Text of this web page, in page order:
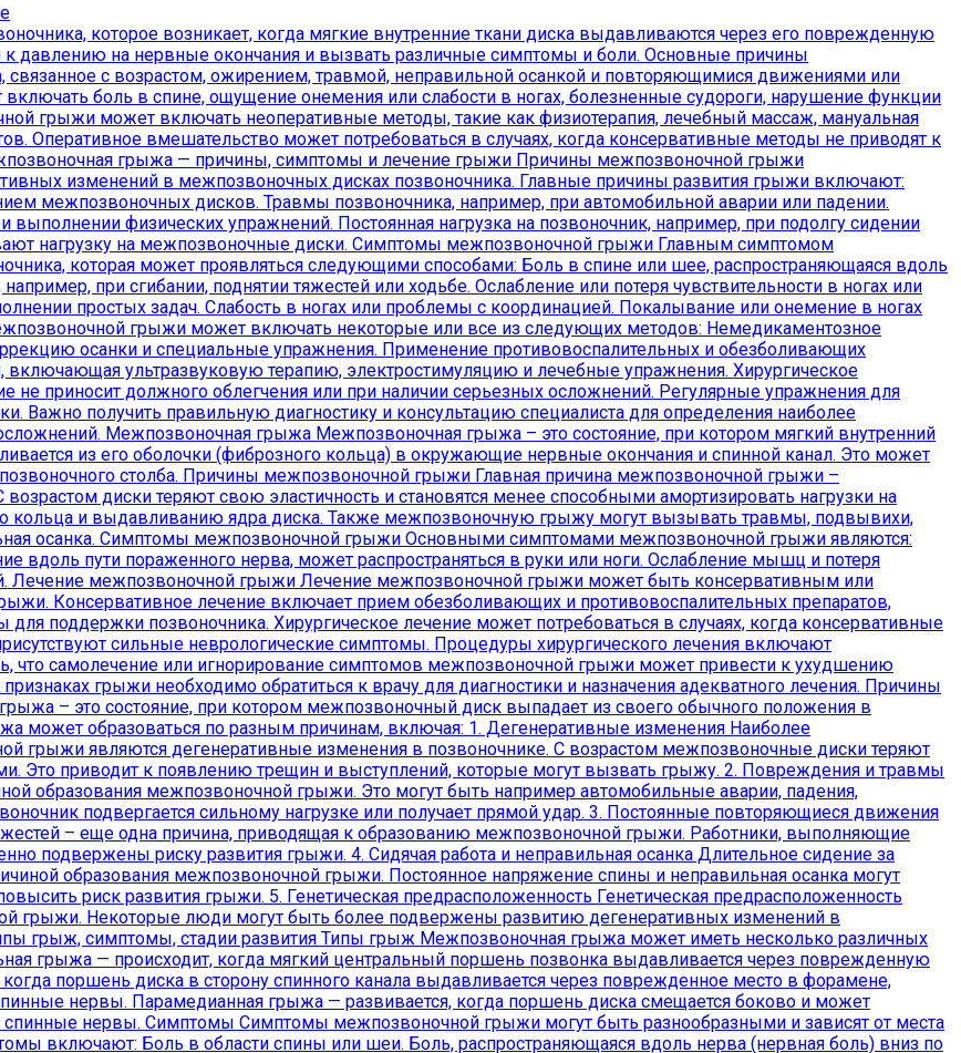
которое возникает, когда мягкие внутренние ткани диска выдавливаются через его поврежденную
давлению на нервные окончания и вызвать различные симптомы и боли. Основные причины
с возрастом, ожирением, травмой, неправильной осанкой и повторяющимися движениями или
боль в спине, ощущение онемения или слабости в ногах, болезненные судороги, нарушение функции
грыжи может включать неоперативные методы, такие как физиотерапия, лечебный массаж, мануальная
Оперативное вмешательство может потребоваться в случаях, когда консервативные методы не приводят к
грыжа — причины, симптомы и лечение грыжи Причины межпозвоночной грыжи
изменений в межпозвоночных дисках позвоночника. Главные причины развития грыжи включают:
межпозвоночных дисков. Травмы позвоночника, например, при автомобильной аварии или падении.
физических упражнений. Постоянная нагрузка на позвоночник, например, при подолгу сидении
нагрузку на межпозвоночные диски. Симптомы межпозвоночной грыжи Главным симптомом
которая может проявляться следующими способами: Боль в спине или шее, распространяющаяся вдоль
при сгибании, поднятии тяжестей или ходьбе. Ослабление или потеря чувствительности в ногах или
простых задач. Слабость в ногах или проблемы с координацией. Покалывание или онемение в ногах
грыжи может включать некоторые или все из следующих методов: Немедикаментозное
осанки и специальные упражнения. Применение противовоспалительных и обезболивающих
включающая ультразвуковую терапию, электростимуляцию и лечебные упражнения. Хирургическое
не приносит должного облегчения или при наличии серьезных осложнений. Регулярные упражнения для
получить правильную диагностику и консультацию специалиста для определения наиболее
Межпозвоночная грыжа Межпозвоночная грыжа – это состояние, при котором мягкий внутренний
из его оболочки (фиброзного кольца) в окружающие нервные окончания и спинной канал. Это может
столба. Причины межпозвоночной грыжи Главная причина межпозвоночной грыжи –
диски теряют свою эластичность и становятся менее способными амортизировать нагрузки на
кольца и выдавливанию ядра диска. Также межпозвоночную грыжу могут вызывать травмы, подвывихи,
осанка. Симптомы межпозвоночной грыжи Основными симптомами межпозвоночной грыжи являются:
вдоль пути пораженного нерва, может распространяться в руки или ноги. Ослабление мышц и потеря
Лечение межпозвоночной грыжи Лечение межпозвоночной грыжи может быть консервативным или
Консервативное лечение включает прием обезболивающих и противовоспалительных препаратов,
поддержки позвоночника. Хирургическое лечение может потребоваться в случаях, когда консервативные
сильные неврологические симптомы. Процедуры хирургического лечения включают
самолечение или игнорирование симптомов межпозвоночной грыжи может привести к ухудшению
грыжи необходимо обратиться к врачу для диагностики и назначения адекватного лечения. Причины
– это состояние, при котором межпозвоночный диск выпадает из своего обычного положения в
может образоваться по разным причинам, включая: 1. Дегенеративные изменения Наиболее
грыжи являются дегенеративные изменения в позвоночнике. С возрастом межпозвоночные диски теряют
Это приводит к появлению трещин и выступлений, которые могут вызвать грыжу. 2. Повреждения и травмы
образования межпозвоночной грыжи. Это могут быть например автомобильные аварии, падения,
подвергается сильному нагрузке или получает прямой удар. 3. Постоянные повторяющиеся движения
– еще одна причина, приводящая к образованию межпозвоночной грыжи. Работники, выполняющие
подвержены риску развития грыжи. 4. Сидячая работа и неправильная осанка Длительное сидение за
образования межпозвоночной грыжи. Постоянное напряжение спины и неправильная осанка могут
риск развития грыжи. 5. Генетическая предрасположенность Генетическая предрасположенность
грыжи. Некоторые люди могут быть более подвержены развитию дегенеративных изменений в
грыж, симптомы, стадии развития Типы грыж Межпозвоночная грыжа может иметь несколько различных
грыжа — происходит, когда мягкий центральный поршень позвонка выдавливается через поврежденную
поршень диска в сторону спинного канала выдавливается через поврежденное место в форамене,
нервы. Парамедианная грыжа — развивается, когда поршень диска смещается боково и может
спинные нервы. Симптомы Симптомы межпозвоночной грыжи могут быть разнообразными и зависят от места
включают: Боль в области спины или шеи. Боль, распространяющаяся вдоль нерва (нервная боль) вниз по